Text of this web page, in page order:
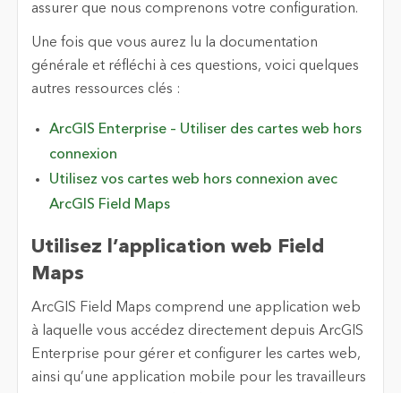
assurer que nous comprenons votre configuration.
Une fois que vous aurez lu la documentation
générale et réfléchi à ces questions, voici quelques
autres ressources clés :
ArcGIS Enterprise – Utiliser des cartes web hors
connexion
Utilisez vos cartes web hors connexion avec
ArcGIS Field Maps
Utilisez l’application web Field
Maps
ArcGIS Field Maps comprend une application web
à laquelle vous accédez directement depuis ArcGIS
Enterprise pour gérer et configurer les cartes web,
ainsi qu’une application mobile pour les travailleurs